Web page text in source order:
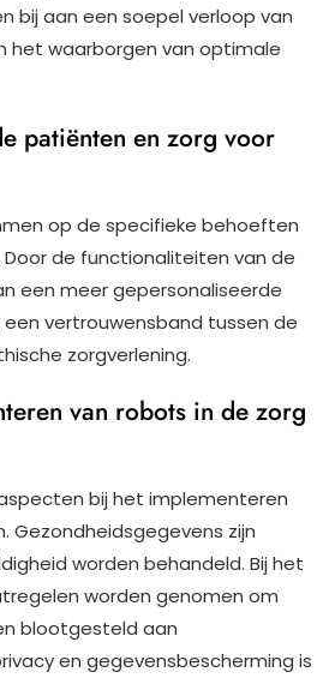
bij aan een soepel verloop van
het waarborgen van optimale
patiënten en zorg voor
op de specifieke behoeften
de functionaliteiten van de
een meer gepersonaliseerde
vertrouwensband tussen de
zorgverlening.
van robots in de zorg
bij het implementeren
zijn
worden behandeld. Bij het
worden genomen om
blootgesteld aan
en gegevensbescherming is